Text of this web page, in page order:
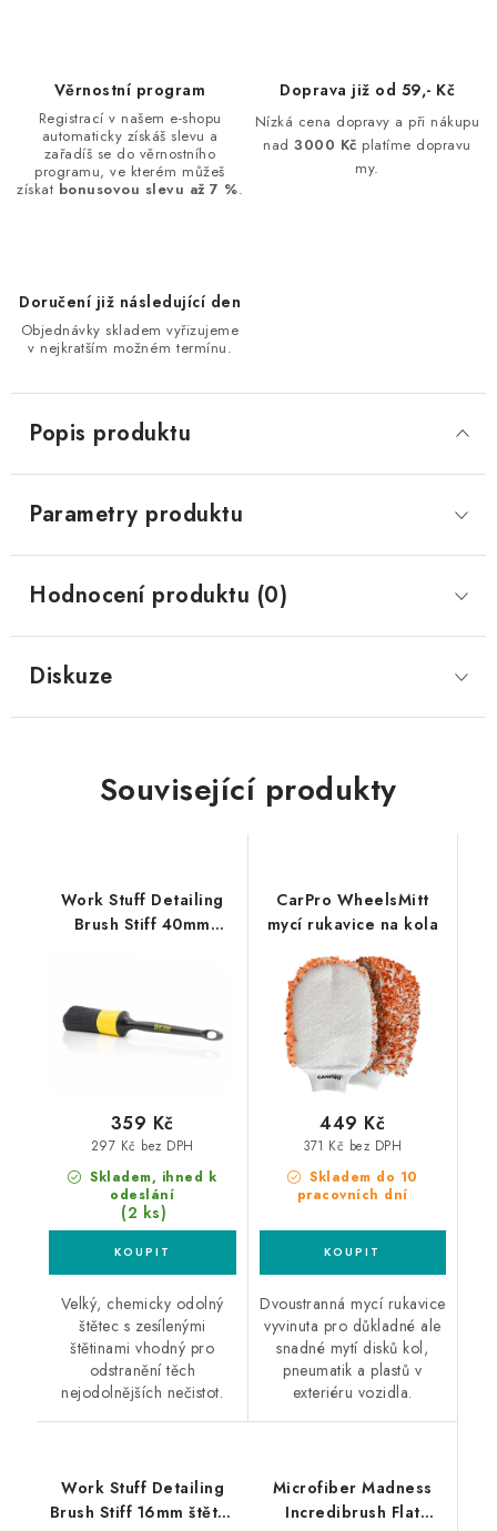
Věrnostní program
Registrací v našem e-shopu
automaticky získáš slevu a
zařadíš se do věrnostního
programu, ve kterém můžeš
získat bonusovou slevu až 7 %.
Doprava již od 59,- Kč
Nízká cena dopravy a při nákupu
nad3000 Kč platíme dopravu
my.
Doručení již následující den
Objednávky skladem vyřizujeme
v nejkratším možném termínu.
Popis produktu
Parametry produktu
Hodnocení produktu (0)
Diskuze
Související produkty
Work Stuff Detailing
Brush Stiff 40mm
Skladem, ihned k
odeslání
(2 ks)
297 Kč bez DPH
359 Kč
Velký, chemicky odolný
štětec s zesílenými
štětinami vhodný pro
odstranění těch
nejodolnějších nečistot.
CarPro WheelsMitt
mycí rukavice na kola
Skladem do 10
pracovních dní
371 Kč bez DPH
449 Kč
Dvoustranná mycí rukavice
vyvinuta pro důkladné ale
snadné mytí disků kol,
pneumatik a plastů v
exteriéru vozidla.
Work Stuff Detailing
Brush Stiff 16mm štětec
Microfiber Madness
Incredibrush Flat